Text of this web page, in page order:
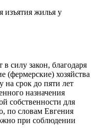
изъятия жилья у
в силу закон, благодаря
(фермерские) хозяйства
на срок до пяти лет
назначения
собственности для
по словам Евгения
при соблюдении